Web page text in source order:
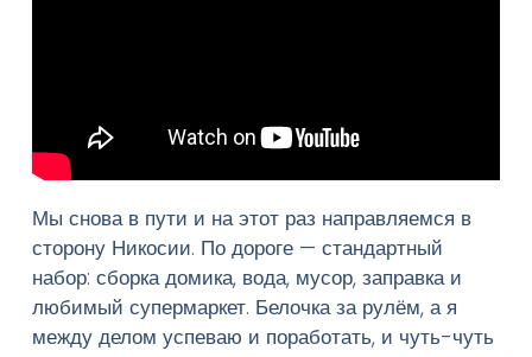
Введите текст и нажмите Enter
Мы снова в пути и на этот раз направляемся в
сторону Никосии. По дороге — стандартный
набор: сборка домика, вода, мусор, заправка и
любимый супермаркет. Белочка за рулём, а я
между делом успеваю и поработать, и чуть-чуть